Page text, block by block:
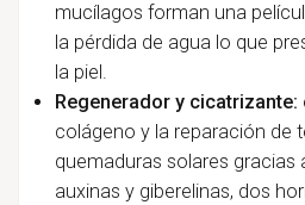
mucílagos forman una
la pérdida de agua lo que
la piel.
Regenerador y cicatrizante:
colágeno y la reparación de
quemaduras solares gracias
auxinas y giberelinas, dos